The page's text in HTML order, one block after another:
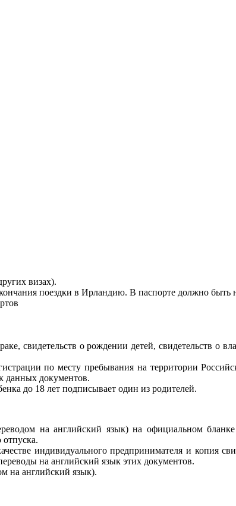
визах).
поездки в Ирландию. В паспорте должно быть
свидетельств о рождении детей, свидетельств
по месту пребывания на территории
данных документов.
до 18 лет подписывает один из родителей.
на английский язык) на официальном бланке
отпуска.
индивидуального предпринимателя и копия
на английский язык этих документов.
на английский язык).